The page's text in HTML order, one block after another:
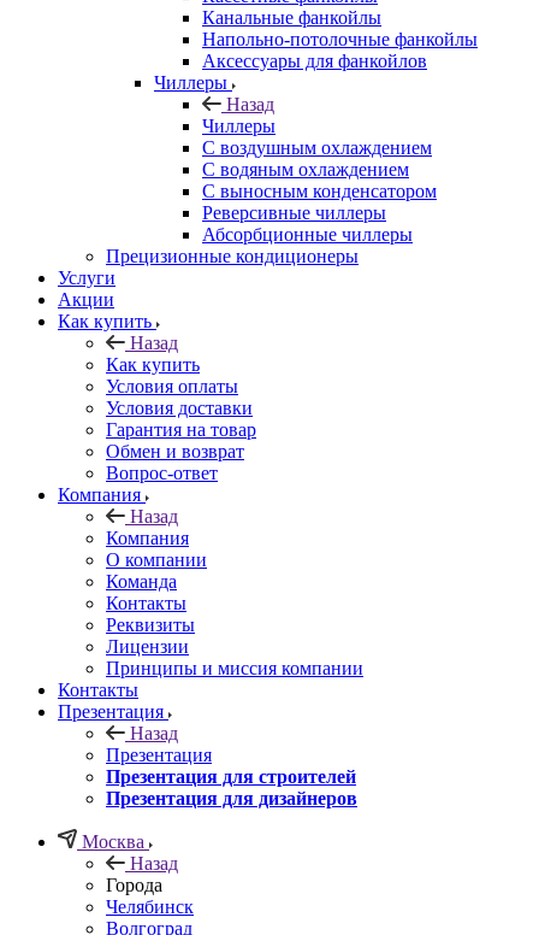
Канальные фанкойлы
Напольно-потолочные фанкойлы
Аксессуары для фанкойлов
Чиллеры
Назад
Чиллеры
С воздушным охлаждением
С водяным охлаждением
С выносным конденсатором
Реверсивные чиллеры
Абсорбционные чиллеры
Прецизионные кондиционеры
Услуги
Акции
Как купить
Назад
Как купить
Условия оплаты
Условия доставки
Гарантия на товар
Обмен и возврат
Вопрос-ответ
Компания
Назад
Компания
О компании
Команда
Контакты
Реквизиты
Лицензии
Принципы и миссия компании
Контакты
Презентация
Назад
Презентация
Презентация для строителей
Презентация для дизайнеров
Москва
Назад
Города
Челябинск
Волгоград